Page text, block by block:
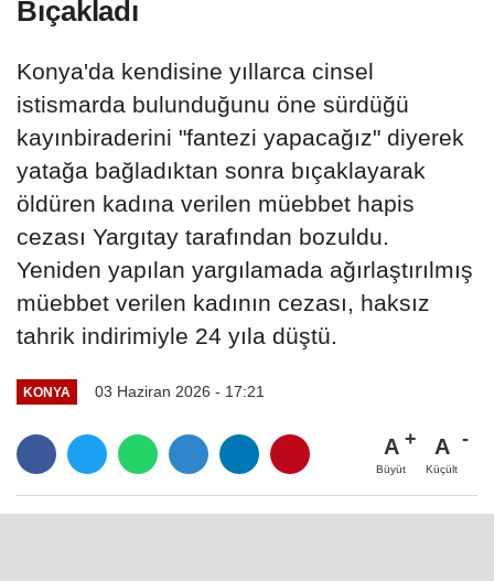
Bıçakladı
Konya'da kendisine yıllarca cinsel
istismarda bulunduğunu öne sürdüğü
kayınbiraderini "fantezi yapacağız" diyerek
yatağa bağladıktan sonra bıçaklayarak
öldüren kadına verilen müebbet hapis
cezası Yargıtay tarafından bozuldu.
Yeniden yapılan yargılamada ağırlaştırılmış
müebbet verilen kadının cezası, haksız
tahrik indirimiyle 24 yıla düştü.
KONYA 03 Haziran 2026 - 17:21
A
Büyüt
A
Küçült